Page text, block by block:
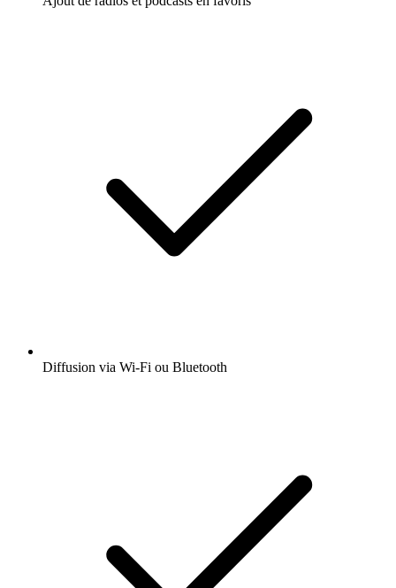
Diffusion via Wi-Fi ou Bluetooth